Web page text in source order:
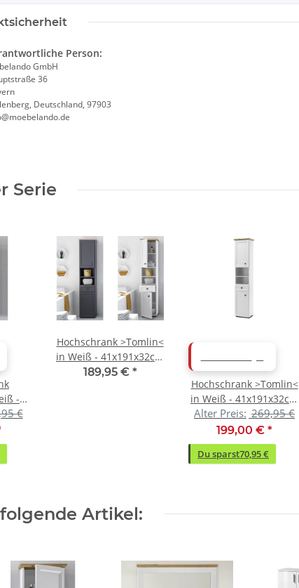
Person:
GmbH
36
Deutschland, 97903
Serie
-
€
Hochschrank >Tomlin<
in Weiß - 41x191x32cm
(BxHxT)
189,95 € *
Hochschrank >Tomlin<
in Weiß - 41x191x32cm
(BxHxT)
Alter Preis: 269,95 €
199,00 € *
Du sparst70,95 €
Artikel: